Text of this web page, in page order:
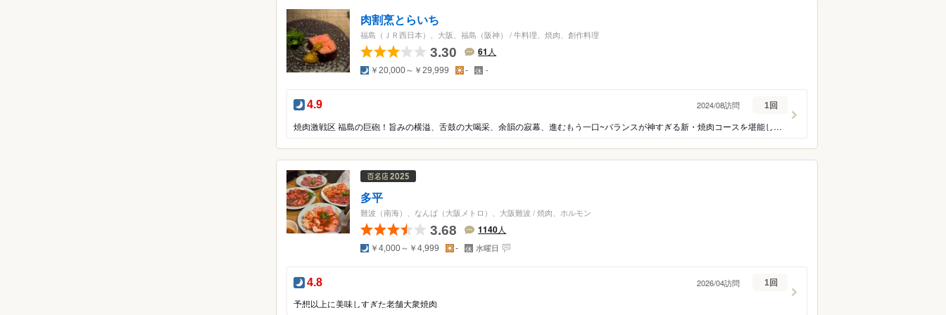
肉割烹とらいち
福島（ＪＲ西日本）、大阪、福島（阪神） /牛料理、焼肉、創作料理
3.30 61 人
夜 ￥20,000～￥29,999 昼- 定
休
日
-
夜の点数：
4.9
焼肉激戦区 福島の巨砲！旨みの横溢、舌鼓の大喝采、余韻の寂幕、進むもう一口~バランスが神すぎる新・焼肉コースを堪能してみた
2024/08訪問 1回
多平
難波（南海）、なんば（大阪メトロ）、大阪難波 /焼肉、ホルモン
3.68 1140人
夜 ￥4,000～￥4,999 昼- 定
休
日
水曜日
夜の点数：
4.8
予想以上に美味しすぎた老舗大衆焼肉
2026/04訪問 1回